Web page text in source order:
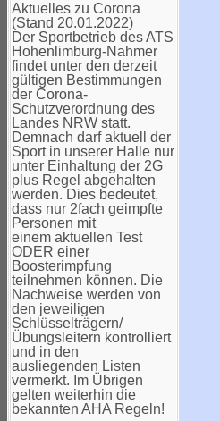
Aktuelles zu Corona
(Stand 20.01.2022)
Der Sportbetrieb des ATS
Hohenlimburg-Nahmer
findet unter den derzeit
gültigen Bestimmungen
der Corona-
Schutzverordnung des
Landes NRW statt.
Demnach darf aktuell der
Sport in unserer Halle nur
unter Einhaltung der 2G
plus Regel abgehalten
werden. Dies bedeutet,
dass nur 2fach geimpfte
Personen mit
einem aktuellen Test
ODER einer
Boosterimpfung
teilnehmen können. Die
Nachweise werden von
den jeweiligen
Schlüsselträgern/
Übungsleitern kontrolliert
und in den
ausliegenden Listen
vermerkt. Im Übrigen
gelten weiterhin die
bekannten AHA Regeln!